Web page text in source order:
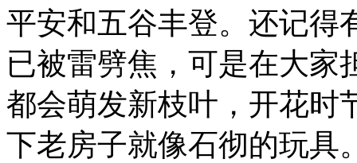
平安和五谷丰登。还记得
已被雷劈焦，可是在大家
都会萌发新枝叶，开花时
下老房子就像石彻的玩具